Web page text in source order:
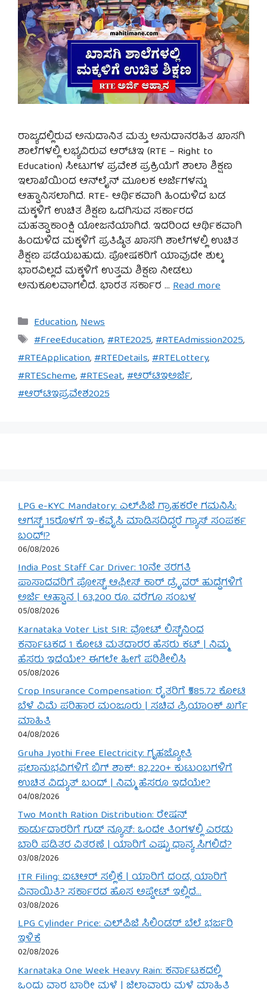
ರಾಜ್ಯದಲ್ಲಿರುವ ಅನುದಾನಿತ ಮತ್ತು ಅನುದಾನರಹಿತ ಖಾಸಗಿ
ಶಾಲೆಗಳಲ್ಲಿ ಲಭ್ಯವಿರುವ ಆರ್‌ಟಿಇ (RTE – Right to
Education) ಸೀಟುಗಳ ಪ್ರವೇಶ ಪ್ರಕ್ರಿಯೆಗೆ ಶಾಲಾ ಶಿಕ್ಷಣ
ಇಲಾಖೆಯಿಂದ ಆನ್‌ಲೈನ್ ಮೂಲಕ ಅರ್ಜಿಗಳನ್ನು
ಆಹ್ವಾನಿಸಲಾಗಿದೆ. RTE- ಆರ್ಥಿಕವಾಗಿ ಹಿಂದುಳಿದ ಬಡ
ಮಕ್ಕಳಿಗೆ ಉಚಿತ ಶಿಕ್ಷಣ ಒದಗಿಸುವ ಸರ್ಕಾರದ
ಮಹತ್ವಾಕಾಂಕ್ಷಿ ಯೋಜನೆಯಾಗಿದೆ. ಇದರಿಂದ ಆರ್ಥಿಕವಾಗಿ
ಹಿಂದುಳಿದ ಮಕ್ಕಳಿಗೆ ಪ್ರತಿಷ್ಠಿತ ಖಾಸಗಿ ಶಾಲೆಗಳಲ್ಲಿ ಉಚಿತ
ಶಿಕ್ಷಣ ಪಡೆಯಬಹುದು. ಪೋಷಕರಿಗೆ ಯಾವುದೇ ಶುಲ್ಕ
ಭಾರವಿಲ್ಲದೆ ಮಕ್ಕಳಿಗೆ ಉತ್ತಮ ಶಿಕ್ಷಣ ನೀಡಲು
ಅನುಕೂಲವಾಗಲಿದೆ. ಭಾರತ ಸರ್ಕಾರ … Read more
Categories
Education,News
Tags
#FreeEducation,#RTE2025,#RTEAdmission2025,
#RTEApplication,#RTEDetails,#RTELottery,
#RTEScheme,#RTESeat,#ಆರ್‌ಟಿಇಅರ್ಜಿ,
#ಆರ್‌ಟಿಇಪ್ರವೇಶ2025
LPG e-KYC Mandatory: ಎಲ್‌ಪಿಜಿ ಗ್ರಾಹಕರೇ ಗಮನಿಸಿ:
ಆಗಸ್ಟ್ 15ರೊಳಗೆ ಇ-ಕೆವೈಸಿ ಮಾಡಿಸದಿದ್ದರೆ ಗ್ಯಾಸ್ ಸಂಪರ್ಕ
ಬಂದ್!?
06/08/2026
India Post Staff Car Driver: 10ನೇ ತರಗತಿ
ಪಾಸಾದವರಿಗೆ ಪೋಸ್ಟ್ ಆಫೀಸ್ ಕಾರ್ ಡ್ರೈವರ್ ಹುದ್ದೆಗಳಿಗೆ
ಅರ್ಜಿ ಆಹ್ವಾನ | 63,200 ರೂ. ವರೆಗೂ ಸಂಬಳ
05/08/2026
Karnataka Voter List SIR: ವೋಟ್ ಲಿಸ್ಟ್‌ನಿಂದ
ಕರ್ನಾಟಕದ 1 ಕೋಟಿ ಮತದಾರರ ಹೆಸರು ಕಟ್ | ನಿಮ್ಮ
ಹೆಸರು ಇದೆಯೇ? ಈಗಲೇ ಹೀಗೆ ಪರಿಶೀಲಿಸಿ
05/08/2026
Crop Insurance Compensation: ರೈತರಿಗೆ ₹585.72 ಕೋಟಿ
ಬೆಳೆ ವಿಮೆ ಪರಿಹಾರ ಮಂಜೂರು | ಸಚಿವ ಪ್ರಿಯಾಂಕ್ ಖರ್ಗೆ
ಮಾಹಿತಿ
04/08/2026
Gruha Jyothi Free Electricity: ಗೃಹಜ್ಯೋತಿ
ಫಲಾನುಭವಿಗಳಿಗೆ ಬಿಗ್ ಶಾಕ್: 82,220+ ಕುಟುಂಬಗಳಿಗೆ
ಉಚಿತ ವಿದ್ಯುತ್ ಬಂದ್ | ನಿಮ್ಮ ಹೆಸರೂ ಇದೆಯೇ?
04/08/2026
Two Month Ration Distribution: ರೇಷನ್
ಕಾರ್ಡುದಾರರಿಗೆ ಗುಡ್ ನ್ಯೂಸ್: ಒಂದೇ ತಿಂಗಳಲ್ಲಿ ಎರಡು
ಬಾರಿ ಪಡಿತರ ವಿತರಣೆ | ಯಾರಿಗೆ ಎಷ್ಟು ಧಾನ್ಯ ಸಿಗಲಿದೆ?
03/08/2026
ITR Filing: ಐಟಿಆರ್ ಸಲ್ಲಿಕೆ | ಯಾರಿಗೆ ದಂಡ, ಯಾರಿಗೆ
ವಿನಾಯಿತಿ? ಸರ್ಕಾರದ ಹೊಸ ಅಪ್ಡೇಟ್ ಇಲ್ಲಿದೆ…
03/08/2026
LPG Cylinder Price: ಎಲ್‌ಪಿಜಿ ಸಿಲಿಂಡರ್ ಬೆಲೆ ಭರ್ಜರಿ
ಇಳಿಕೆ
02/08/2026
Karnataka One Week Heavy Rain: ಕರ್ನಾಟಕದಲ್ಲಿ